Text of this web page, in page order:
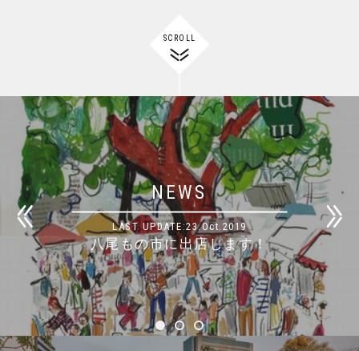
SCROLL
NEWS
LAST UPDATE:23.Oct.2019
八尾もの市に出店します！